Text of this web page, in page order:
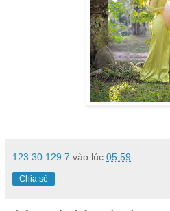
123.30.129.7 vào lúc 05:59
Chia sẻ